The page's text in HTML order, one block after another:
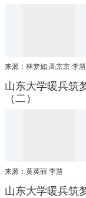
来源：林梦如 高京京 李慧
山东大学暖兵筑
（二）
来源：黄英丽 李慧
山东大学暖兵筑